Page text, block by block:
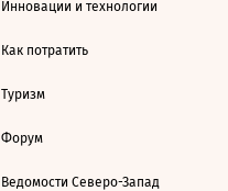
Инновации и технологии
Как потратить
Туризм
Форум
Ведомости Северо-Запад